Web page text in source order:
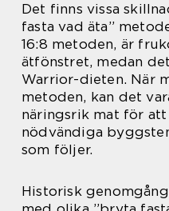
Det finns vissa
fasta vad äta”
16:8 metoden, är
ätfönstret, medan
Warrior-dieten. När
metoden, kan det
näringsrik mat för
nödvändiga
som följer.
Historisk